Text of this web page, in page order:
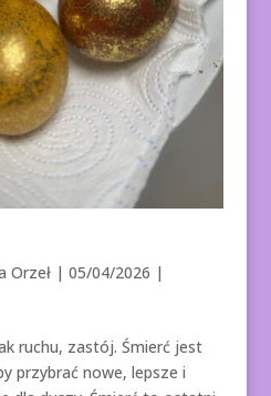
Orzeł| 05/04/2026 |
ruchu, zastój. Śmierć jest
przybrać nowe, lepsze i